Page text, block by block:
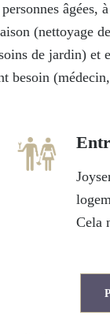
personnes âgées,
(nettoyage
de jardin) et
besoin
Cela